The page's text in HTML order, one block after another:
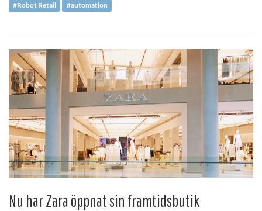
#Robot Retail #automation
Nu har Zara öppnat sin framtidsbutik